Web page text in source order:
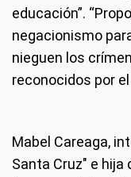
educación”.
negacionismo
nieguen los
reconocidos por
Mabel Careaga,
Santa Cruz" e hija